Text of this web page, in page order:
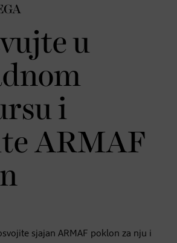
u
i
ARMAF
sjajan ARMAF poklon za nju i